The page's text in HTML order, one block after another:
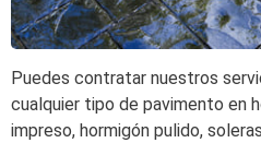
Puedes contratar nuestros
cualquier tipo de pavimento en
impreso, hormigón pulido,